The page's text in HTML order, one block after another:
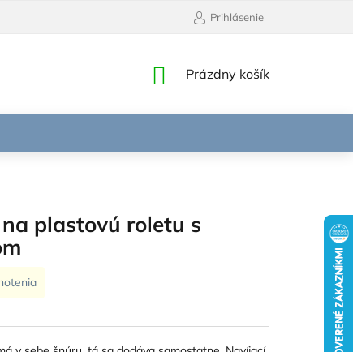
Prihlásenie
NÁKUPNÝ
Prázdny košík
plastovú roletu s